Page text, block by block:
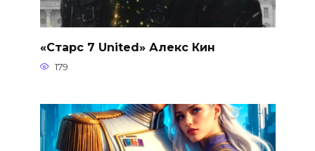
«Старс 7 United» Алекс Кин
179